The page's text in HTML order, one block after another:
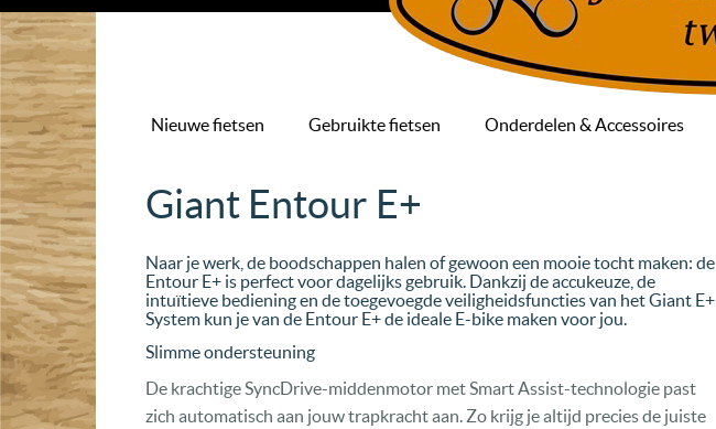
Nieuwe fietsen Gebruikte fietsen Onderdelen & Accessoires
Giant Entour E+
Naar je werk, de boodschappen halen of gewoon een mooie tocht maken: de
Entour E+ is perfect voor dagelijks gebruik. Dankzij de accukeuze, de
intuïtieve bediening en de toegevoegde veiligheidsfuncties van het Giant E+
System kun je van de Entour E+ de ideale E-bike maken voor jou.
Slimme ondersteuning
De krachtige SyncDrive-middenmotor met Smart Assist-technologie past
zich automatisch aan jouw trapkracht aan. Zo krijg je altijd precies de juiste